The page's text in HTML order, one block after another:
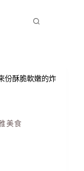
份酥脆軟嫩的炸
美食